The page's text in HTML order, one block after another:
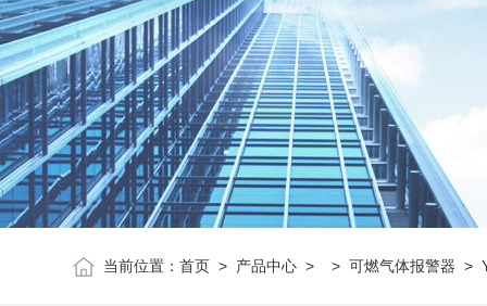
当前位置：首页 > 产品中心 > >可燃气体报警器 >